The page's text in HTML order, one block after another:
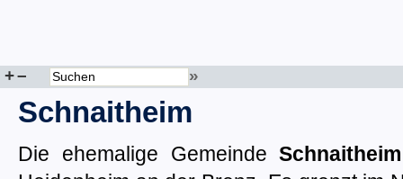
+– »
Schnaitheim
Die ehemalige GemeindeSchnaitheim